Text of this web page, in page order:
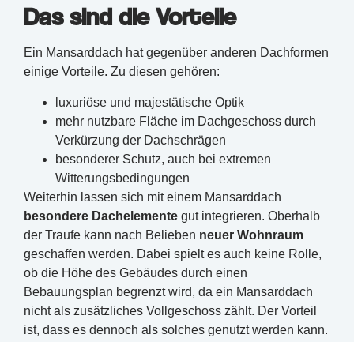
Das sind die Vorteile
Ein Mansarddach hat gegenüber anderen Dachformen
einige Vorteile. Zu diesen gehören:
luxuriöse und majestätische Optik
mehr nutzbare Fläche im Dachgeschoss durch
Verkürzung der Dachschrägen
besonderer Schutz, auch bei extremen
Witterungsbedingungen
Weiterhin lassen sich mit einem Mansarddach
besondere Dachelemente gut integrieren. Oberhalb
der Traufe kann nach Belieben neuer Wohnraum
geschaffen werden. Dabei spielt es auch keine Rolle,
ob die Höhe des Gebäudes durch einen
Bebauungsplan begrenzt wird, da ein Mansarddach
nicht als zusätzliches Vollgeschoss zählt. Der Vorteil
ist, dass es dennoch als solches genutzt werden kann.